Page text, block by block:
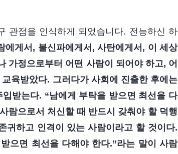
관점을 인식하게 되었습니다. 전능하신 하
에게서, 불신파에게서, 사탄에게서, 이 세상
가정으로부터 어떤 사람이 되어야 하고, 어
육받았다. 그러다가 사회에 진출한 후에는
받는다. “남에게 부탁을 받으면 최선을 다
람으로서 처신할 때 반드시 갖춰야 할 덕행
귀하고 인격이 있는 사람이라고 할 것이다.
으면 최선을 다해야 한다.”라는 말이 사람